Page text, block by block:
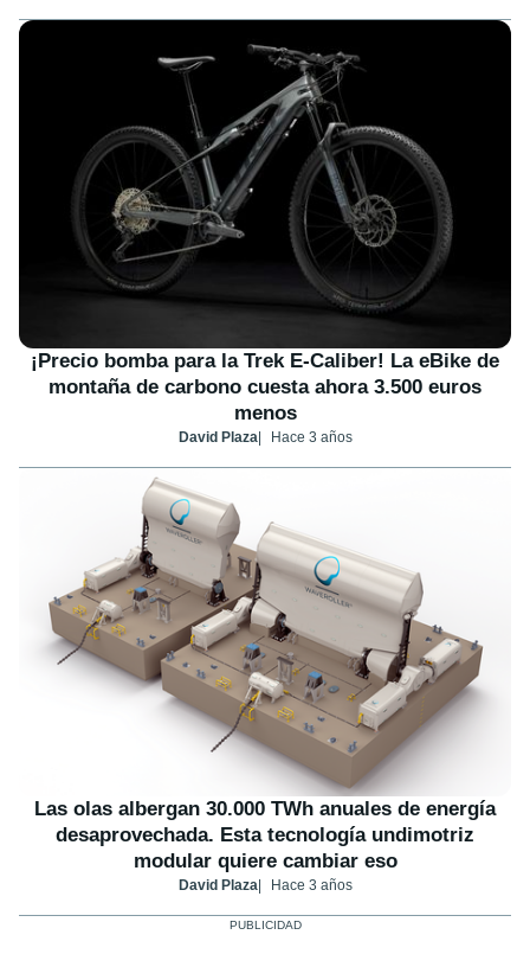
¡Precio bomba para la Trek E-Caliber! La eBike de
montaña de carbono cuesta ahora 3.500 euros
menos
David Plaza Hace 3 años
Las olas albergan 30.000 TWh anuales de energía
desaprovechada. Esta tecnología undimotriz
modular quiere cambiar eso
David Plaza Hace 3 años